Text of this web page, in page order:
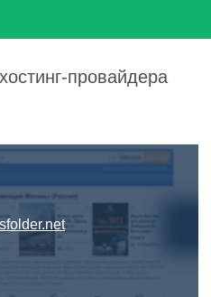
провайдера